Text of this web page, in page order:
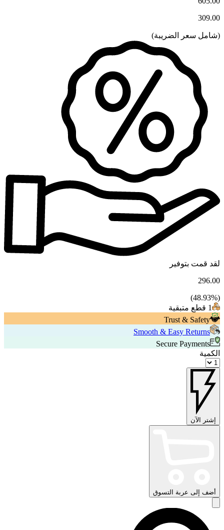
309.00
(شامل سعر الضريبة)
لقد قمت بتوفير
296.00
(
48.93%)
1 قطع متبقية
Trust & Safety
Smooth & Easy Returns
Secure Payments
الكمية
إشتر الآن
أضف إلى عربة التسوق